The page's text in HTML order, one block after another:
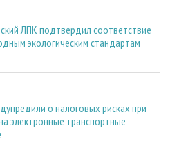
ЛПК подтвердил соответствие
экологическим стандартам
о налоговых рисках при
электронные транспортные